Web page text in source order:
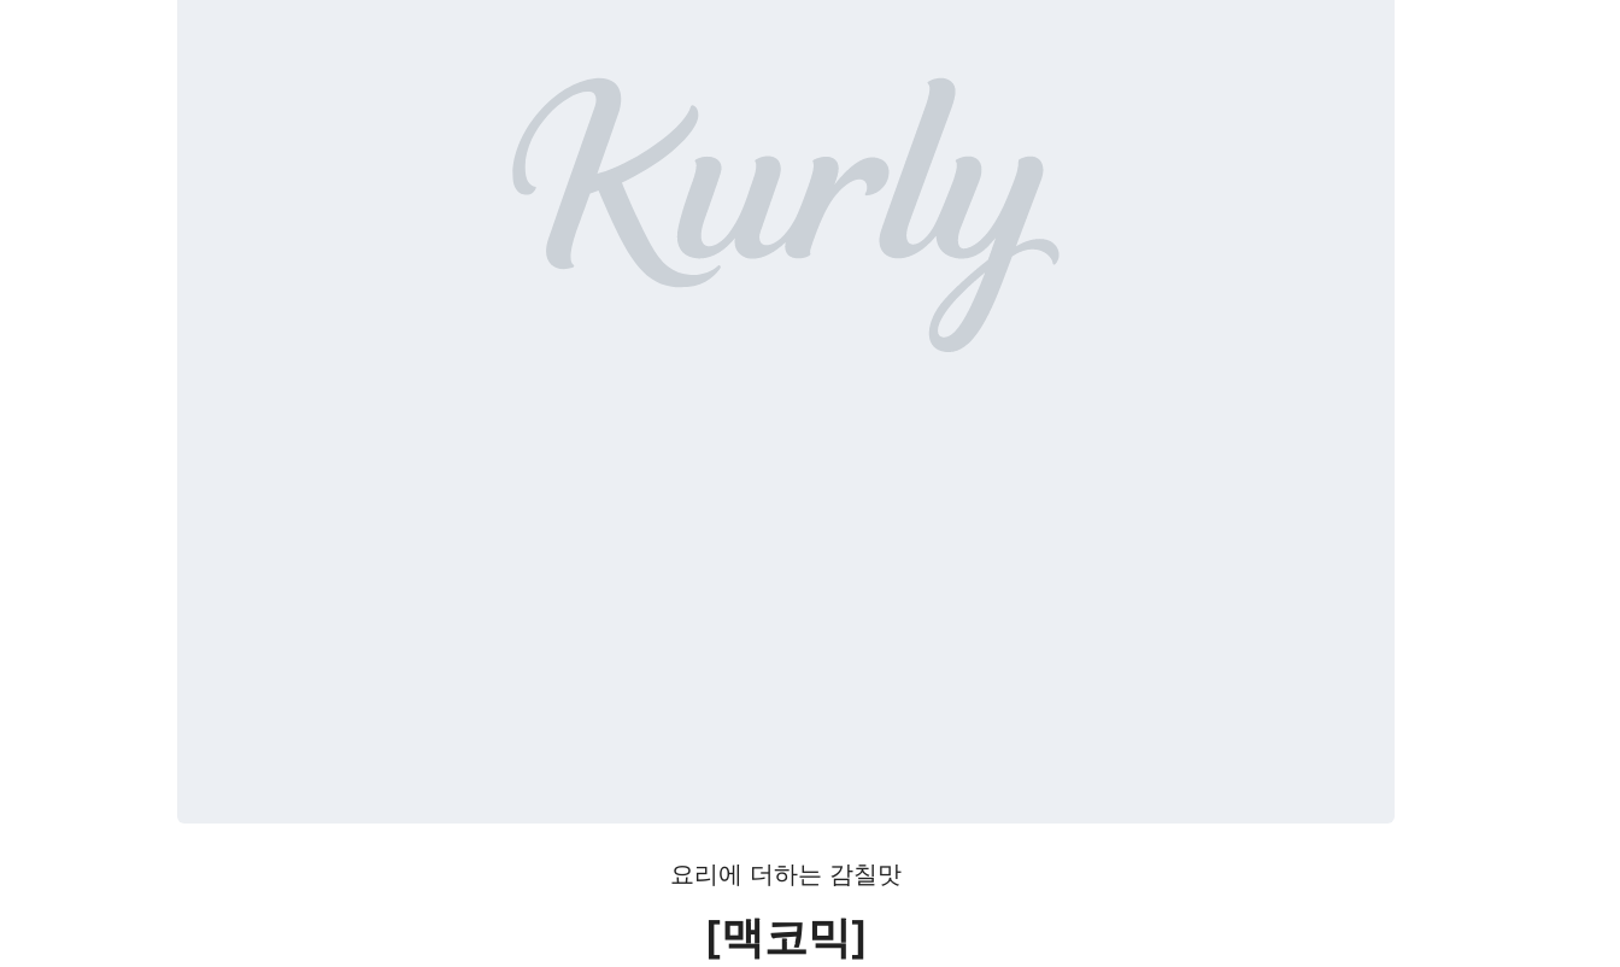
요리에 더하는 감칠맛
[맥코믹]